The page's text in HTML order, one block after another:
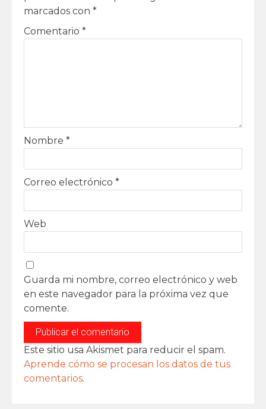
marcados con *
Comentario *
Nombre *
Correo electrónico *
Web
Guarda mi nombre, correo electrónico y web
en este navegador para la próxima vez que
comente.
Este sitio usa Akismet para reducir el spam.
Aprende cómo se procesan los datos de tus
comentarios.